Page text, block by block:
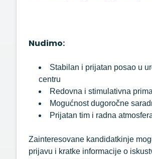
Nudimo:
Stabilan i prijatan posao u
centru
Redovna i stimulativna
Mogućnost dugoročne
Prijatan tim i radna
Zainteresovane kandidatkinje
prijavu i kratke informacije o